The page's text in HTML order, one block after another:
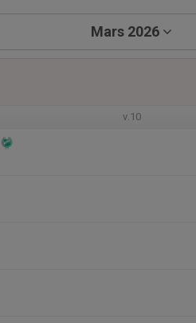
Mars 2026
v.10